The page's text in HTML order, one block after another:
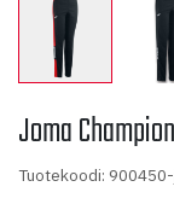
Joma
Tuotekoodi: